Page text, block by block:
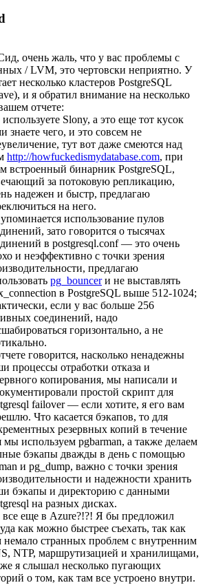
очень жаль, что у вас проблемы с
/ LVM, это чертовски неприятно. У
несколько кластеров PostgreSQL
и я обратил внимание на несколько
отчете:
Slony, а это еще тот кусок
знаете чего, и это совсем не
тут вот даже смеются над
http://howfuckedismydatabase.com, при
встроенный бинарник PostgreSQL,
за потоковую репликацию,
надежен и быстр, предлагаю
на него.
использование пулов
зато говорится о тысячах
в postgresql.conf — это очень
и неэффективно с точки зрения
предлагаю
pg_bouncerи не выставлять
в PostgreSQL выше 512-1024;
если у вас больше 256
соединений, надо
горизонтально, а не
говорится, насколько ненадежны
процессы отработки отказа и
копирования, мы написали и
простой скрипт для
failover ­­— если хотите, я его вам
Что касается бэкапов, то для
резервных копий в течение
мы используем pgbarman, а также делаем
бэкапы дважды в день с помощью
и pg_dump, важно с точки зрения
и надежности хранить
бэкапы и директорию с данными
на разных дисках.
еще в Azure?!?! Я бы предложил
как можно быстрее съехать, так как
немало странных проблем с внутренним
NTP, маршрутизацией и хранилищами,
я слышал несколько пугающих
о том, как там все устроено внутри.